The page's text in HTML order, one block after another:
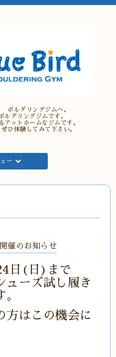
ボルダリングジムへ。
ルダリングジムです。
アットホームなジムです。
ひ体験してみて下さい。
ー
催のお知らせ
日(日)まで
ューズ試し履き
方はこの機会に